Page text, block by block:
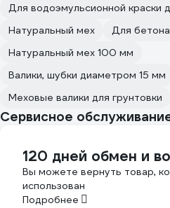
Для водоэмульсионной краски
Натуральный мех
Для бетона
Натуральный мех 100 мм
Валики, шубки диаметром 15 мм
Меховые валики для грунтовки
Сервисное
120 дней обмен и
Вы можете вернуть товар,
использован
Подробнее